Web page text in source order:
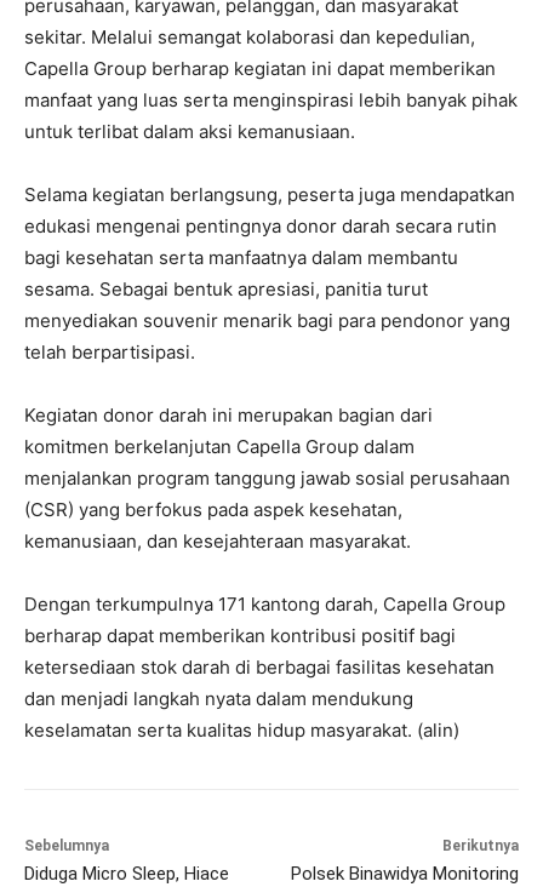
perusahaan, karyawan, pelanggan, dan masyarakat
sekitar. Melalui semangat kolaborasi dan kepedulian,
Capella Group berharap kegiatan ini dapat memberikan
manfaat yang luas serta menginspirasi lebih banyak pihak
untuk terlibat dalam aksi kemanusiaan.
Selama kegiatan berlangsung, peserta juga mendapatkan
edukasi mengenai pentingnya donor darah secara rutin
bagi kesehatan serta manfaatnya dalam membantu
sesama. Sebagai bentuk apresiasi, panitia turut
menyediakan souvenir menarik bagi para pendonor yang
telah berpartisipasi.
Kegiatan donor darah ini merupakan bagian dari
komitmen berkelanjutan Capella Group dalam
menjalankan program tanggung jawab sosial perusahaan
(CSR) yang berfokus pada aspek kesehatan,
kemanusiaan, dan kesejahteraan masyarakat.
Dengan terkumpulnya 171 kantong darah, Capella Group
berharap dapat memberikan kontribusi positif bagi
ketersediaan stok darah di berbagai fasilitas kesehatan
dan menjadi langkah nyata dalam mendukung
keselamatan serta kualitas hidup masyarakat. (alin)
Sebelumnya
Diduga Micro Sleep, Hiace
Berikutnya
Polsek Binawidya Monitoring